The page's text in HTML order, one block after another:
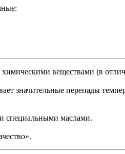
химическими веществами (в
значительные перепады
специальными маслами.